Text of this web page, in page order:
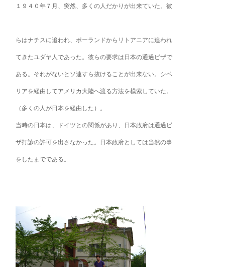
１９４０年７月、突然、多くの人だかりが出来ていた。彼
らはナチスに追われ、ポーランドからリトアニアに追われ
てきたユダヤ人であった。彼らの要求は日本の通過ビザで
ある。それがないとソ連すら抜けることが出来ない。シベ
リアを経由してアメリカ大陸へ渡る方法を模索していた。
（多くの人が日本を経由した）。
当時の日本は、ドイツとの関係があり、日本政府は通過ビ
ザ打診の許可を出さなかった。日本政府としては当然の事
をしたまでである。